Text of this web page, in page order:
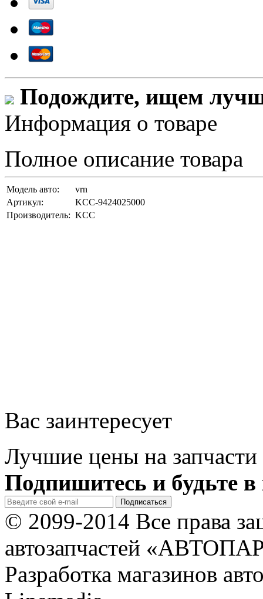
Подождите, ищем
Информация о товаре
Полное описание товара
Модель авто:
vrn
Артикул:
KCC-9424025000
Производитель: KCC
Вас заинтересует
Лучшие цены на запчасти
Подпишитесь и будьте в
© 2099-2014 Все права
автозапчастей
Разработка магазинов